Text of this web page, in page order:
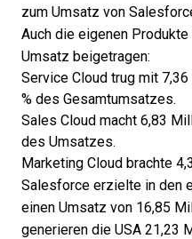
zum Umsatz von
Auch die eigenen Produkte
Umsatz beigetragen:
Service Cloud trug mit
% des Gesamtumsatzes.
Sales Cloud macht 6,83
des Umsatzes.
Marketing Cloud brachte
Salesforce erzielte in den
einen Umsatz von 16,85
generieren die USA 21,23